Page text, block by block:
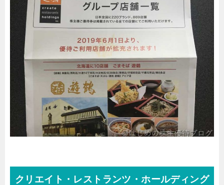
クリエイト・レストランツ・ホールディング